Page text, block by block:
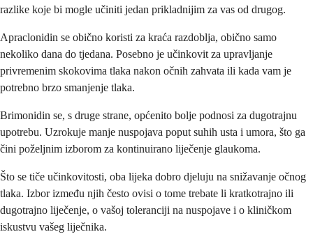
razlike koje bi mogle učiniti jedan prikladnijim za vas od drugog.
Apraclonidin se obično koristi za kraća razdoblja, obično samo
nekoliko dana do tjedana. Posebno je učinkovit za upravljanje
privremenim skokovima tlaka nakon očnih zahvata ili kada vam je
potrebno brzo smanjenje tlaka.
Brimonidin se, s druge strane, općenito bolje podnosi za dugotrajnu
upotrebu. Uzrokuje manje nuspojava poput suhih usta i umora, što ga
čini poželjnim izborom za kontinuirano liječenje glaukoma.
Što se tiče učinkovitosti, oba lijeka dobro djeluju na snižavanje očnog
tlaka. Izbor između njih često ovisi o tome trebate li kratkotrajno ili
dugotrajno liječenje, o vašoj toleranciji na nuspojave i o kliničkom
iskustvu vašeg liječnika.